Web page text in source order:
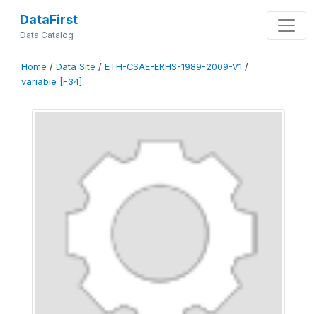
DataFirst
Data Catalog
Home / Data Site / ETH-CSAE-ERHS-1989-2009-V1 /
variable [F34]